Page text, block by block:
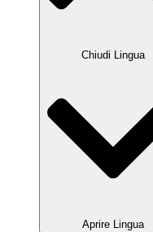
Chiudi Lingua
Aprire Lingua